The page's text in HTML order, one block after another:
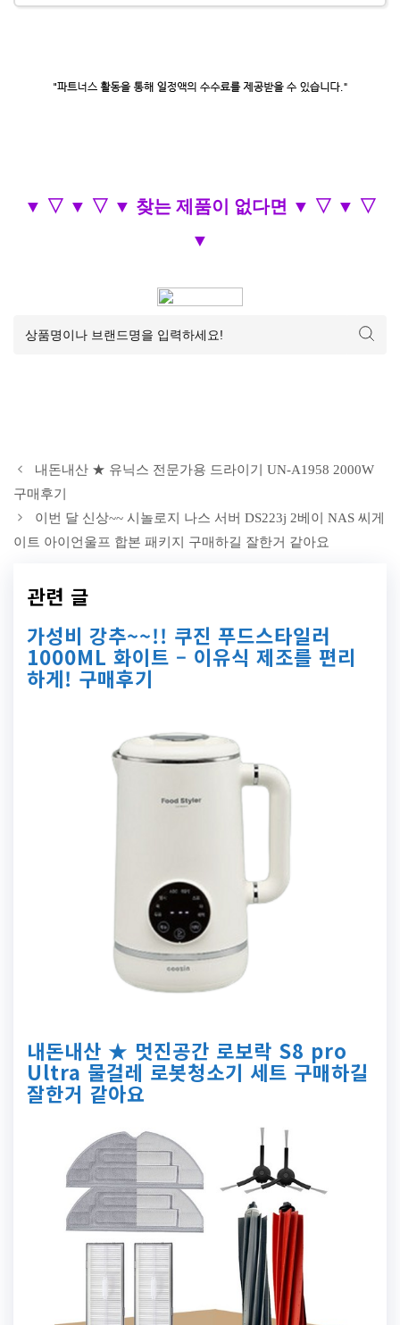
▼ ▽ ▼ ▽ ▼ 찾는 제품이 없다면 ▼ ▽ ▼ ▽
▼
내돈내산 ★ 유닉스 전문가용 드라이기 UN-A1958 2000W
구매후기
이번 달 신상~~ 시놀로지 나스 서버 DS223j 2베이 NAS 씨게
이트 아이언울프 합본 패키지 구매하길 잘한거 같아요
관련 글
가성비 강추~~!! 쿠진 푸드스타일러
1000ML 화이트 – 이유식 제조를 편리
하게! 구매후기
내돈내산 ★ 멋진공간 로보락 S8 pro
Ultra 물걸레 로봇청소기 세트 구매하길
잘한거 같아요